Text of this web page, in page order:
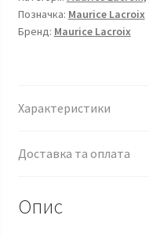
Позначка: Maurice Lacroix
Бренд: Maurice Lacroix
Характеристики
Доставка та оплата
Опис